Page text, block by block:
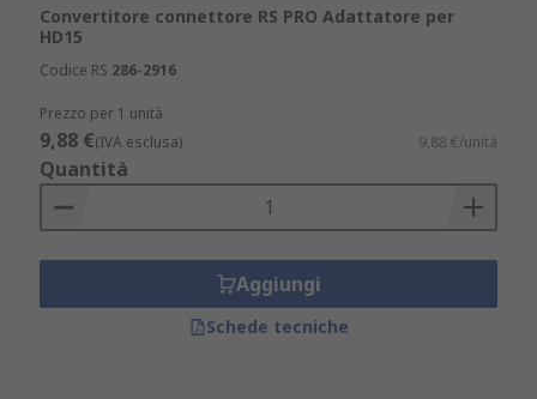
Convertitore connettore RS PRO Adattatore per
HD15
Codice RS 286-2916
Prezzo per 1 unità
9,88 €(IVA esclusa) 9,88 €/unità
Quantità
Aggiungi
Schede tecniche